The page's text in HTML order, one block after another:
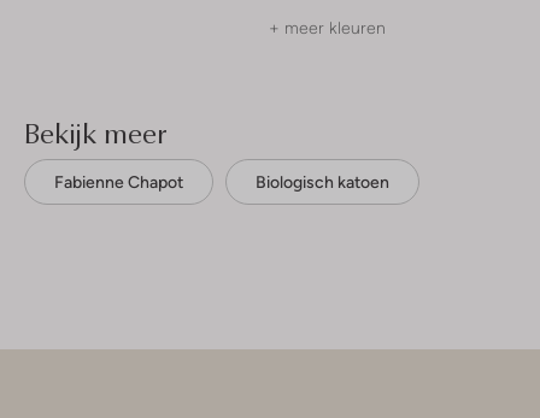
+ meer kleuren
Bekijk meer
Fabienne Chapot Biologisch katoen